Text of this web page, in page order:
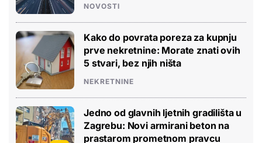
NOVOSTI
Kako do povrata poreza za kupnju
prve nekretnine: Morate znati ovih
5 stvari, bez njih ništa
NEKRETNINE
Jedno od glavnih ljetnih gradilišta u
Zagrebu: Novi armirani beton na
prastarom prometnom pravcu